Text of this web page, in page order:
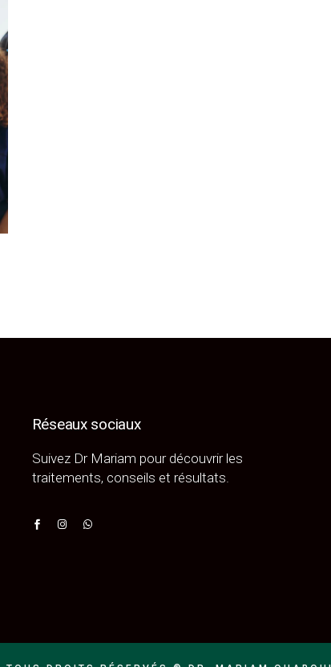
Réseaux sociaux
Suivez Dr Mariam pour découvrir les
traitements, conseils et résultats.